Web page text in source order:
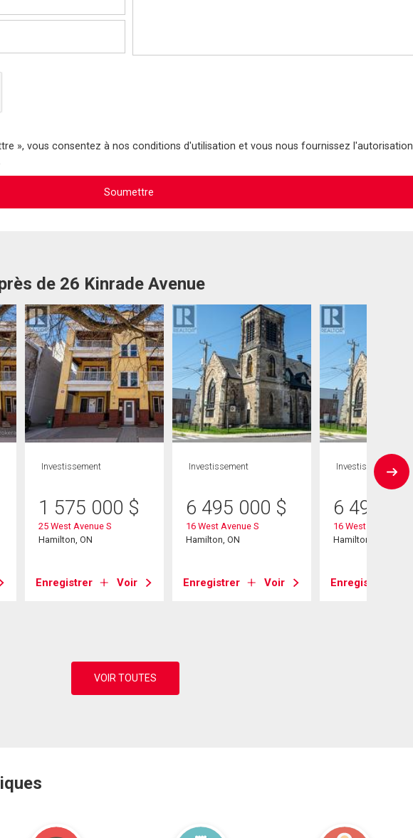
», vous consentez à nos conditions d'utilisation et vous nous fournissez l'autorisation
de 26 Kinrade Avenue
Investissement
1 575 000 $
25 West Avenue S
Hamilton, ON
Enregistrer Voir
Investissement
6 495 000 $
16 West Avenue S
Hamilton, ON
Enregistrer Voir
Investissement
6 495 000
16 West Avenue S
Hamilton, ON
Enregistrer